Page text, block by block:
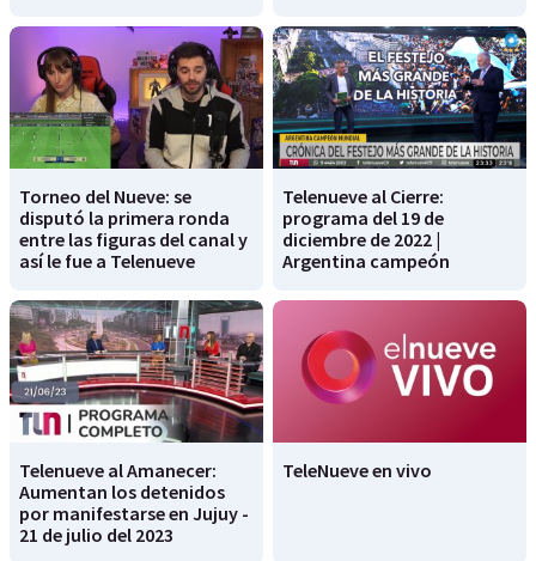
Torneo del Nueve: se
disputó la primera ronda
entre las figuras del canal y
así le fue a Telenueve
Telenueve al Cierre:
programa del 19 de
diciembre de 2022 |
Argentina campeón
Telenueve al Amanecer:
Aumentan los detenidos
por manifestarse en Jujuy -
21 de julio del 2023
TeleNueve en vivo